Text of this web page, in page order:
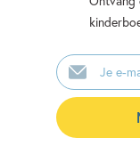
E-
mailadres